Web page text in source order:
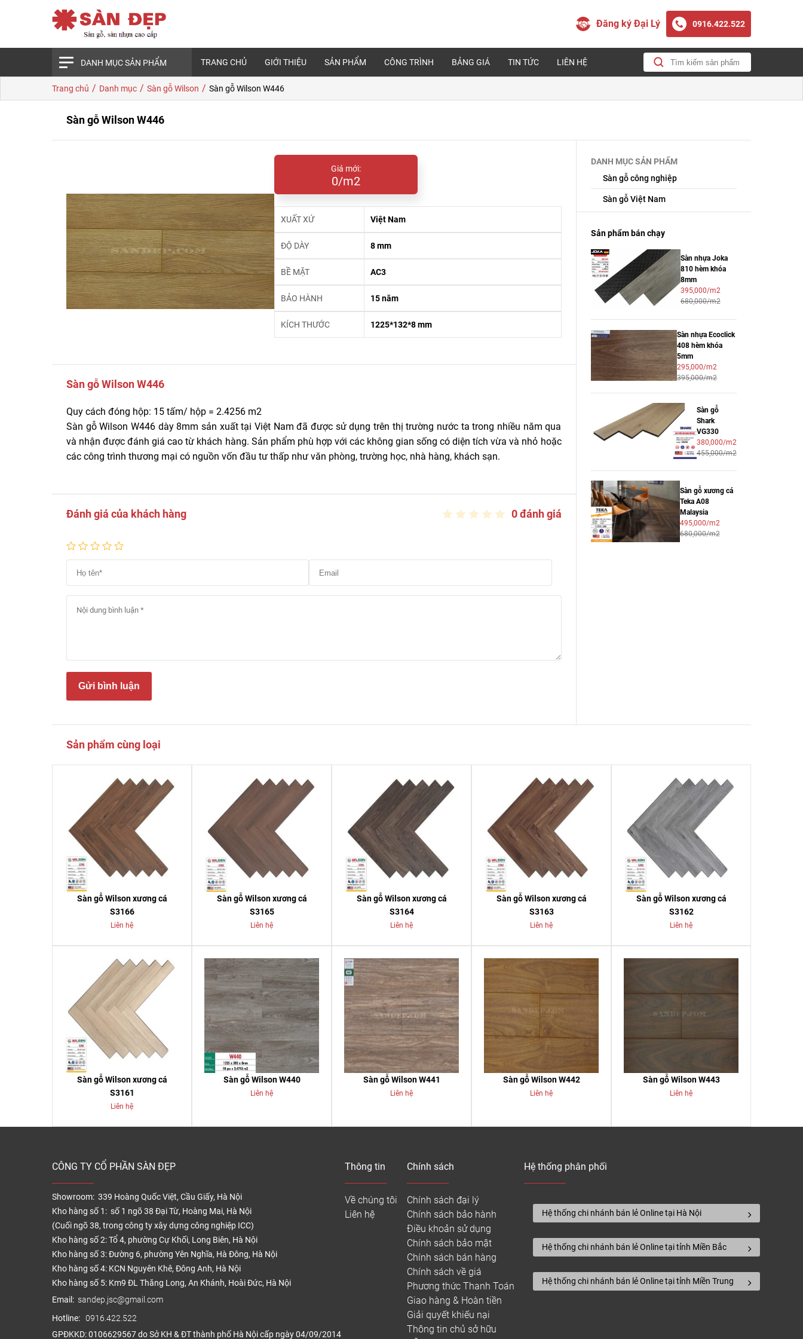
Đăng ký Đại Lý 0916.422.522
DANH MỤC SẢN PHẨM TRANG CHỦ GIỚI THIỆU SẢN PHẨM CÔNG TRÌNH BẢNG GIÁ TIN TỨC LIÊN HỆ
Trang chủ / Danh mục / Sàn gỗ Wilson / Sàn gỗ Wilson W446
Sàn gỗ Wilson W446
Giá mới:
0/m2
XUẤT XỨ Việt Nam
ĐỘ DÀY 8 mm
BỀ MẶT AC3
BẢO HÀNH 15 năm
KÍCH THƯỚC 1225*132*8 mm
Sàn gỗ Wilson W446
Quy cách đóng hộp: 15 tấm/ hộp = 2.4256 m2
Sàn gỗ Wilson W446 dày 8mm sản xuất tại Việt Nam đã được sử dụng trên thị trường nước ta trong nhiều năm qua
và nhận được đánh giá cao từ khách hàng. Sản phẩm phù hợp với các không gian sống có diện tích vừa và nhỏ hoặc
các công trình thương mại có nguồn vốn đầu tư thấp như văn phòng, trường học, nhà hàng, khách sạn.
Đánh giá của khách hàng 0 đánh giá
Gửi bình luận
DANH MỤC SẢN PHẨM
Sàn gỗ công nghiệp
Sàn gỗ Việt Nam
Sản phẩm bán chạy
Sàn nhựa Joka
810 hèm khóa
8mm
395,000/m2
680,000/m2
Sàn nhựa Ecoclick
408 hèm khóa
5mm
295,000/m2
395,000/m2
Sàn gỗ
Shark
VG330
380,000/m2
455,000/m2
Sàn gỗ xương cá
Teka A08
Malaysia
495,000/m2
680,000/m2
Sản phẩm cùng loại
Sàn gỗ Wilson xương cá
S3166
Liên hệ
Sàn gỗ Wilson xương cá
S3165
Liên hệ
Sàn gỗ Wilson xương cá
S3164
Liên hệ
Sàn gỗ Wilson xương cá
S3163
Liên hệ
Sàn gỗ Wilson xương cá
S3162
Liên hệ
Sàn gỗ Wilson xương cá
S3161
Liên hệ
Sàn gỗ Wilson W440
Liên hệ
Sàn gỗ Wilson W441
Liên hệ
Sàn gỗ Wilson W442
Liên hệ
Sàn gỗ Wilson W443
Liên hệ
CÔNG TY CỔ PHẦN SÀN ĐẸP
Showroom: 339 Hoàng Quốc Việt, Cầu Giấy, Hà Nội
Kho hàng số 1: số 1 ngõ 38 Đại Từ, Hoàng Mai, Hà Nội
(Cuối ngõ 38, trong công ty xây dựng công nghiệp ICC)
Kho hàng số 2: Tổ 4, phường Cự Khối, Long Biên, Hà Nội
Kho hàng số 3: Đường 6, phường Yên Nghĩa, Hà Đông, Hà Nội
Kho hàng số 4: KCN Nguyên Khê, Đông Anh, Hà Nội
Kho hàng số 5: Km9 ĐL Thăng Long, An Khánh, Hoài Đức, Hà Nội
Email: sandep.jsc@gmail.com
Hotline: 0916.422.522
GPĐKKD: 0106629567 do Sở KH & ĐT thành phố Hà Nội cấp ngày 04/09/2014
Thông tin
Về chúng tôi
Liên hệ
Chính sách
Chính sách đại lý
Chính sách bảo hành
Điều khoản sử dụng
Chính sách bảo mật
Chính sách bán hàng
Chính sách về giá
Phương thức Thanh Toán
Giao hàng & Hoàn tiền
Giải quyết khiếu nại
Thông tin chủ sở hữu
Hệ thống phân phối
Hệ thống chi nhánh bán lẻ Online tại Hà Nội
Hệ thống chi nhánh bán lẻ Online tại tỉnh Miền Bắc
Hệ thống chi nhánh bán lẻ Online tại tỉnh Miền Trung